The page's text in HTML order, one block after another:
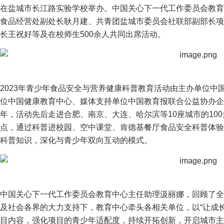
在盐城市长江路实验学校举办。中国关心下一代工作委员会教
食品经营处副处长耿月建、共青团盐城市委员会社联部副部长
长王祝好等及在校师生500余人共同出席活动。
2023年青少年食品安全与营养健康科普教育活动由主办单位中
位中国健康教育中心、媒体支持单位中国教育报联合公益协办
年，活动先后走进合肥、南京、大连、哈尔滨等10座城市的
点，通过科普进校园、空中课堂、肯德基餐厅食品安全科普体
科普知识，深化与青少年双向互动的模式。
中国关心下一代工作委员会教育中心主任助理汲丽娜，回顾了
及社会各界的大力支持下，教育中心牵头各相关单位，以“让成
目内容，强化项目的青少年适配度，持续开拓创新，开启城市